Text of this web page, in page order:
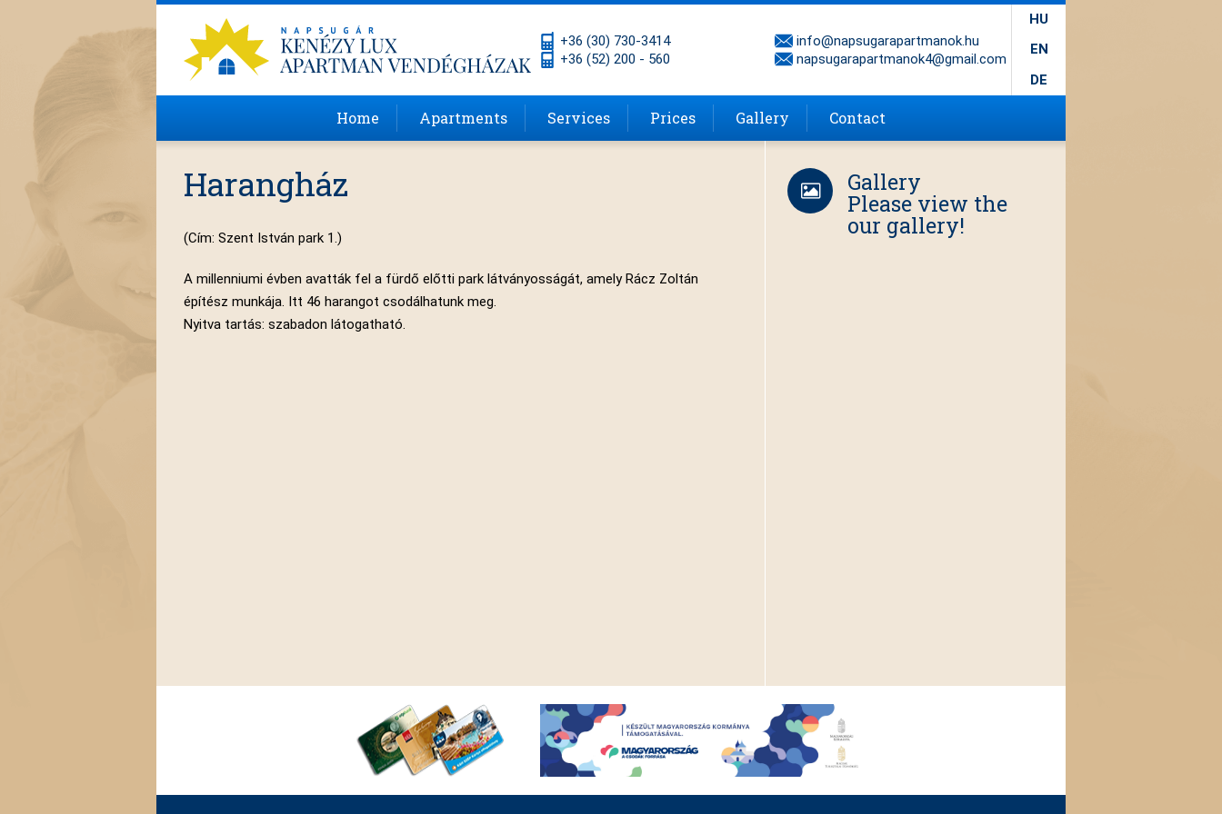
+36 (30) 730-3414
+36 (52) 200 - 560
info@napsugarapartmanok.hu
napsugarapartmanok4@gmail.com
HU
EN
DE
Home Apartments Services Prices Gallery Contact
Harangház
(Cím: Szent István park 1.)
A millenniumi évben avatták fel a fürdő előtti park látványosságát, amely Rácz Zoltán
építész munkája. Itt 46 harangot csodálhatunk meg.
Nyitva tartás: szabadon látogatható.
Gallery
Please view the
our gallery!